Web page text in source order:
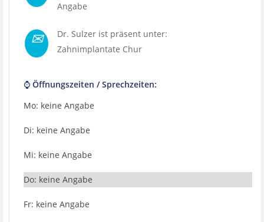
Angabe
✉
Dr. Sulzer ist präsent unter:
Zahnimplantate Chur
⌚ Öffnungszeiten / Sprechzeiten:
Mo: keine Angabe
Di: keine Angabe
Mi: keine Angabe
Do: keine Angabe
Fr: keine Angabe